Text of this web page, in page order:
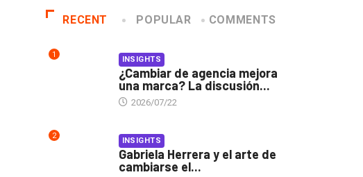
RECENT POPULAR COMMENTS
1 INSIGHTS
¿Cambiar de agencia mejora
una marca? La discusión...
2026/07/22
2 INSIGHTS
Gabriela Herrera y el arte de
cambiarse el...